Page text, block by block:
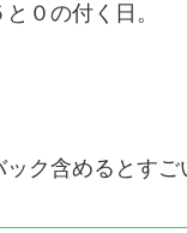
０の付く日。
ク含めるとすご